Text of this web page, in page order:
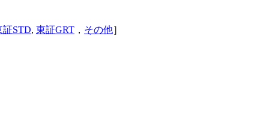
証STD, 東証GRT ， その他］